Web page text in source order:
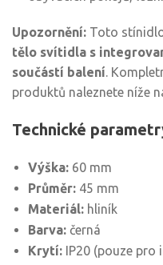
Upozornění: Toto
tělo svítidla s
součástí balení.
produktů naleznete níže
Technické
Výška: 60 mm
Průměr: 45 mm
Materiál: hliník
Barva: černá
Krytí: IP20 (pouze pro